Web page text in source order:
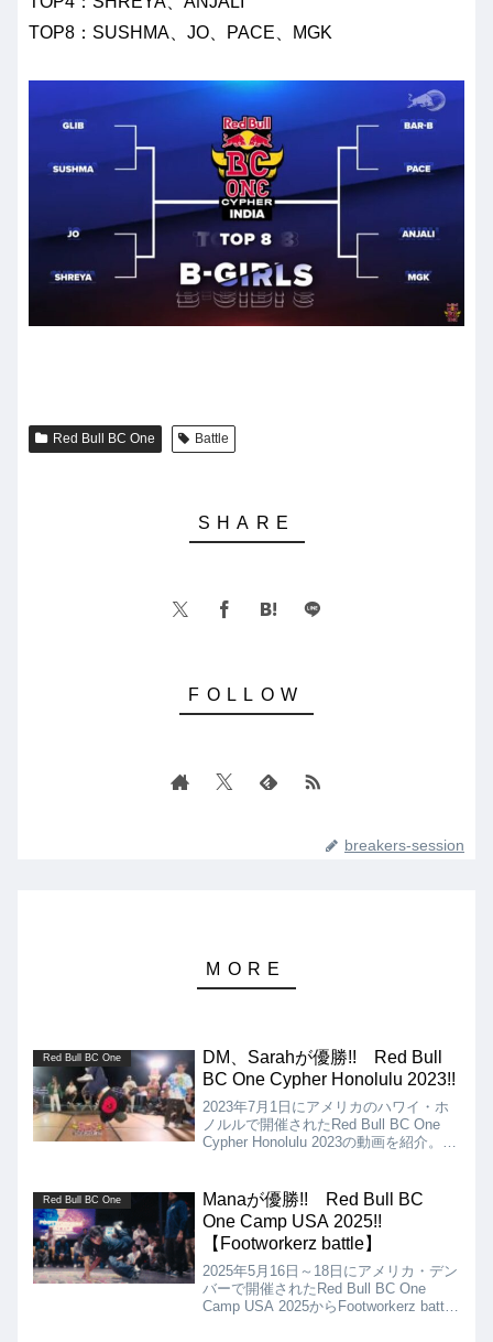
TOP8：SUSHMA、JO、PACE、MGK
Red Bull BC One Battle
breakers-session
Red Bull BC One
DM、Sarahが優勝!! Red Bull
BC One Cypher Honolulu 2023!!
2023年7月1日にアメリカのハワイ・ホ
ノルルで開催されたRed Bull BC One
Cypher Honolulu 2023の動画を紹介。
Red Bull BC One
Manaが優勝!! Red Bull BC
One Camp USA 2025!!
【Footworkerz battle】
2025年5月16日～18日にアメリカ・デン
バーで開催されたRed Bull BC One
Camp USA 2025からFootworkerz battle